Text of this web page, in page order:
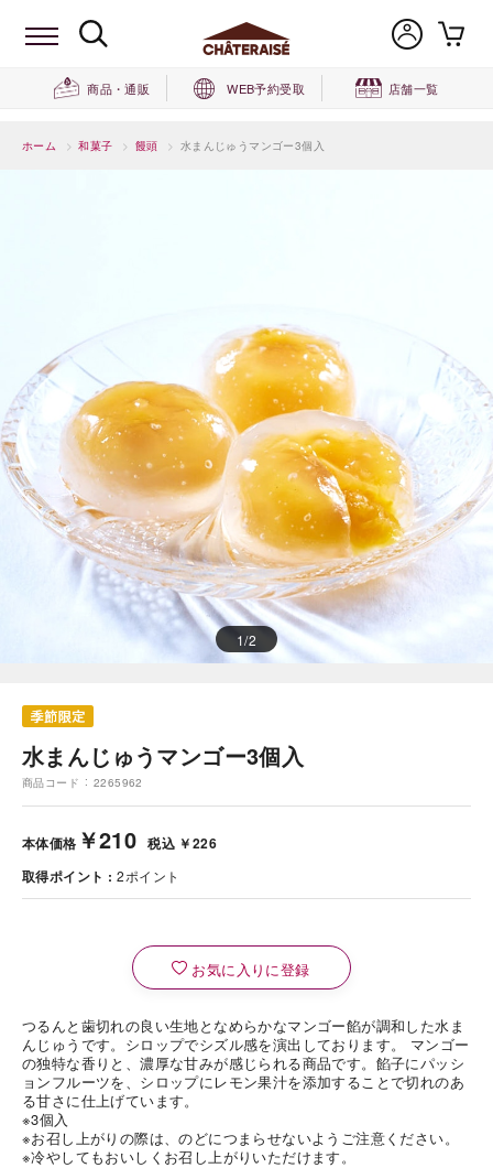
商品・通販 WEB予約受取 店舗一覧
ホーム > 和菓子 > 饅頭 > 水まんじゅうマンゴー3個入
1/2
水まんじゅうマンゴー3個入
商品コード 2265962
本体価格 ￥210 税込 ￥226
取得ポイント
2ポイント
お気に入りに登録
つるんと歯切れの良い生地となめらかなマンゴー餡が調和した水ま
んじゅうです。シロップでシズル感を演出しております。 マンゴー
の独特な香りと、濃厚な甘みが感じられる商品です。餡子にパッシ
ョンフルーツを、シロップにレモン果汁を添加することで切れのあ
る甘さに仕上げています。
※3個入
※お召し上がりの際は、のどにつまらせないようご注意ください。
※冷やしてもおいしくお召し上がりいただけます。